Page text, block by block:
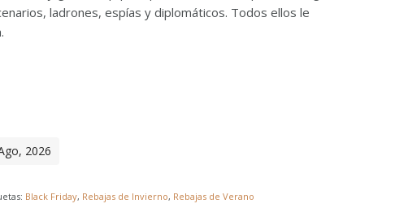
ladrones, espías y diplomáticos. Todos ellos le
2026
Black Friday, Rebajas de Invierno, Rebajas de Verano